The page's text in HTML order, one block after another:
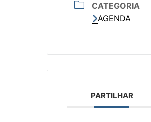
CATEGORIA
AGENDA
PARTILHAR